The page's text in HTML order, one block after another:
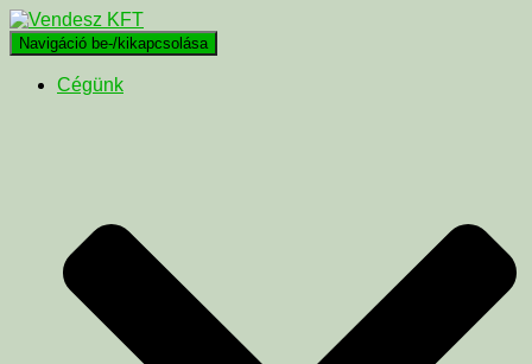
Navigáció be-/kikapcsolása
Cégünk